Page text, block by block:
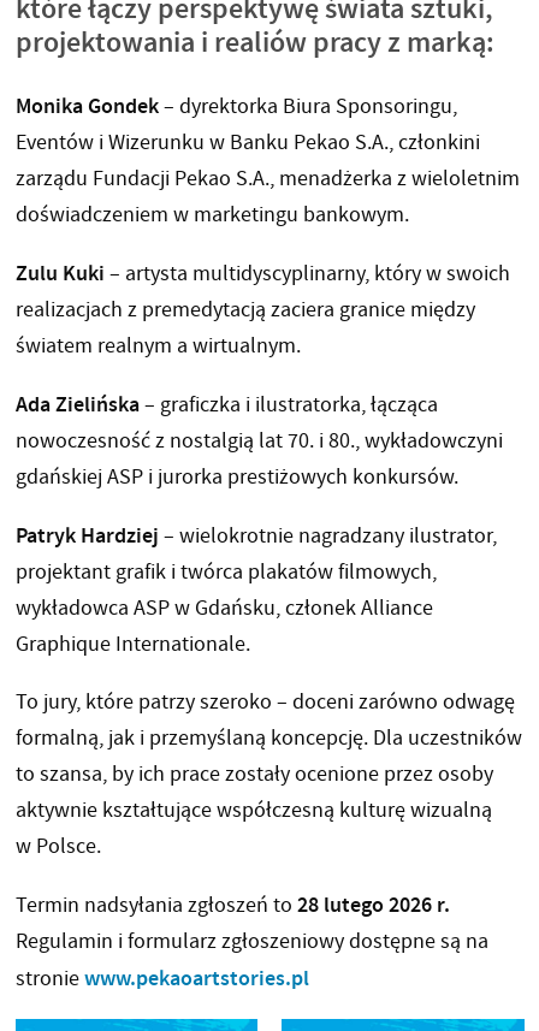
które łączy perspektywę świata sztuki,
projektowania i realiów pracy z marką:
Monika Gondek– dyrektorka Biura Sponsoringu,
Eventów i Wizerunku w Banku Pekao S.A., członkini
zarządu Fundacji Pekao S.A., menadżerka z wieloletnim
doświadczeniem w marketingu bankowym.
Zulu Kuki – artysta multidyscyplinarny, który w swoich
realizacjach z premedytacją zaciera granice między
światem realnym a wirtualnym.
Ada Zielińska– graficzka i ilustratorka, łącząca
nowoczesność z nostalgią lat 70. i 80., wykładowczyni
gdańskiej ASP i jurorka prestiżowych konkursów.
Patryk Hardziej – wielokrotnie nagradzany ilustrator,
projektant grafik i twórca plakatów filmowych,
wykładowca ASP w Gdańsku, członek Alliance
Graphique Internationale.
To jury, które patrzy szeroko – doceni zarówno odwagę
formalną, jak i przemyślaną koncepcję. Dla uczestników
to szansa, by ich prace zostały ocenione przez osoby
aktywnie kształtujące współczesną kulturę wizualną
w Polsce.
Termin nadsyłania zgłoszeń to 28 lutego 2026 r.
Regulamin i formularz zgłoszeniowy dostępne są na
stroniewww.pekaoartstories.pl